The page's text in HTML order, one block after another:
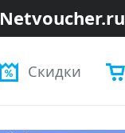
Netvoucher.ru
Скидки